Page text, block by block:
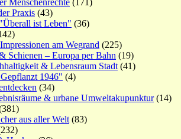
Menschenrechte (171)
Praxis (43)
ist Leben" (36)
am Wegrand (225)
Schienen – Europa per Bahn (19)
& Lebensraum Stadt (41)
1946" (4)
(34)
& urbane Umweltakupunktur(14)
aus aller Welt (83)